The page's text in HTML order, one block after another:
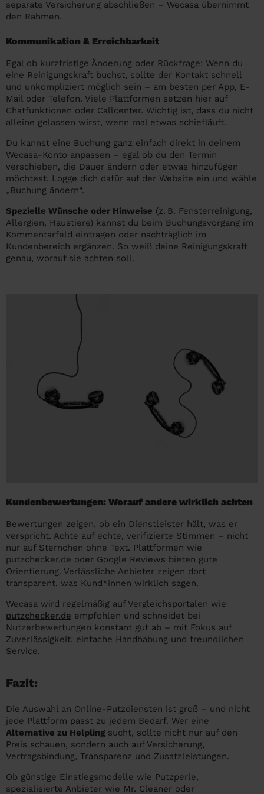
separate Versicherung abschließen – Wecasa übernimmt
den Rahmen.
Kommunikation & Erreichbarkeit
Egal ob kurzfristige Änderung oder Rückfrage: Wenn du
eine Reinigungskraft buchst, sollte der Kontakt schnell
und unkompliziert möglich sein – am besten per App, E-
Mail oder Telefon. Viele Plattformen setzen hier auf
Chatfunktionen oder Callcenter. Wichtig ist, dass du nicht
alleine gelassen wirst, wenn mal etwas schiefläuft.
Du kannst eine Buchung ganz einfach direkt in deinem
Wecasa-Konto anpassen – egal ob du den Termin
verschieben, die Dauer ändern oder etwas hinzufügen
möchtest. Logge dich dafür auf der Website ein und wähle
„Buchung ändern“.
Spezielle Wünsche oder Hinweise (z. B. Fensterreinigung,
Allergien, Haustiere) kannst du beim Buchungsvorgang im
Kommentarfeld eintragen oder nachträglich im
Kundenbereich ergänzen. So weiß deine Reinigungskraft
genau, worauf sie achten soll.
Kundenbewertungen: Worauf andere wirklich achten
Bewertungen zeigen, ob ein Dienstleister hält, was er
verspricht. Achte auf echte, verifizierte Stimmen – nicht
nur auf Sternchen ohne Text. Plattformen wie
putzchecker.de oder Google Reviews bieten gute
Orientierung. Verlässliche Anbieter zeigen dort
transparent, was Kund*innen wirklich sagen.
Wecasa wird regelmäßig auf Vergleichsportalen wie
putzchecker.de empfohlen und schneidet bei
Nutzerbewertungen konstant gut ab – mit Fokus auf
Zuverlässigkeit, einfache Handhabung und freundlichen
Service.
Fazit:
Die Auswahl an Online-Putzdiensten ist groß – und nicht
jede Plattform passt zu jedem Bedarf. Wer eine
Alternative zu Helpling sucht, sollte nicht nur auf den
Preis schauen, sondern auch auf Versicherung,
Vertragsbindung, Transparenz und Zusatzleistungen.
Ob günstige Einstiegsmodelle wie Putzperle,
spezialisierte Anbieter wie Mr. Cleaner oder